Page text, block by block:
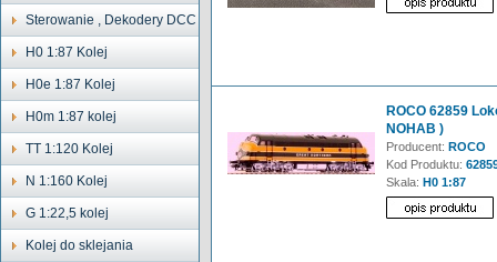
Sterowanie , Dekodery DCC
H0 1:87 Kolej
H0e 1:87 Kolej
H0m 1:87 kolej
TT 1:120 Kolej
N 1:160 Kolej
G 1:22,5 kolej
Kolej do sklejania
ROCO 62859
NOHAB )
Producent: ROCO
Kod Produktu:
Skala: H0 1:87